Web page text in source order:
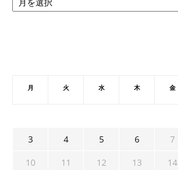
ー
月 火 水 木 金
3
4 5 6 7
10
11 12 13 14